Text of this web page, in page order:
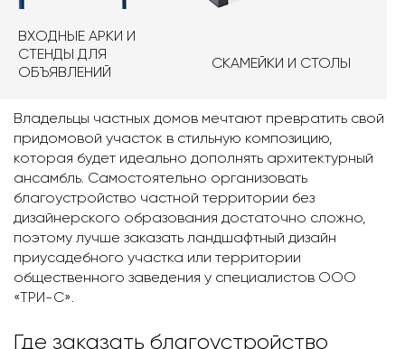
ВХОДНЫЕ АРКИ И
СТЕНДЫ ДЛЯ
ОБЪЯВЛЕНИЙ
СКАМЕЙКИ И СТОЛЫ
Владельцы частных домов мечтают превратить свой
придомовой участок в стильную композицию,
которая будет идеально дополнять архитектурный
ансамбль. Самостоятельно организовать
благоустройство частной территории без
дизайнерского образования достаточно сложно,
поэтому лучше заказать ландшафтный дизайн
приусадебного участка или территории
общественного заведения у специалистов ООО
«ТРИ-С».
Где заказать благоустройство